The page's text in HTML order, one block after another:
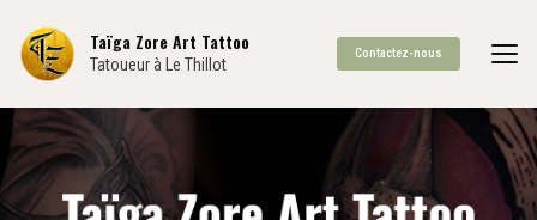
contenu
principal
Taïga Zore Art Tattoo
Tatoueur à Le Thillot
Contactez-nous